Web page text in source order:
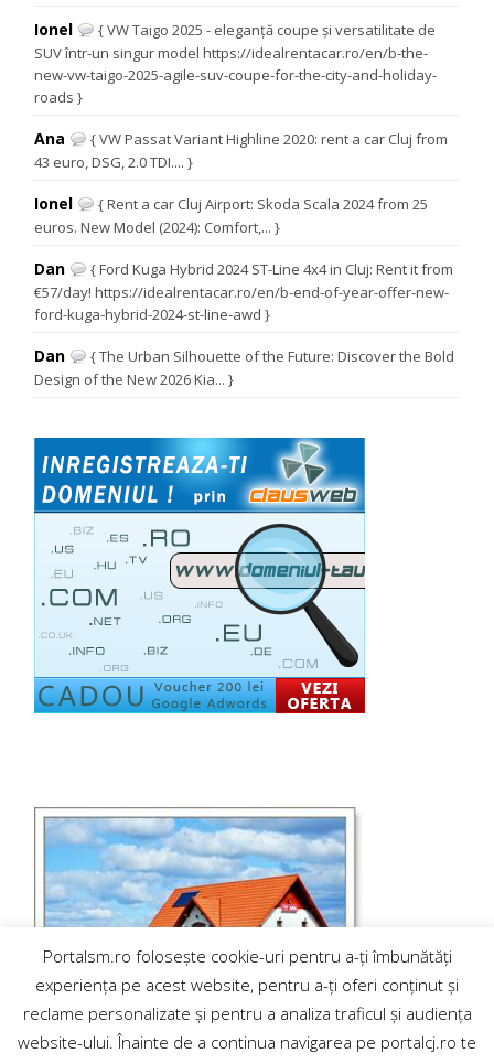
Ionel
{ VW Taigo 2025 - eleganță coupe și versatilitate de
SUV într-un singur model https://idealrentacar.ro/en/b-the-
new-vw-taigo-2025-agile-suv-coupe-for-the-city-and-holiday-
roads }
Ana
{ VW Passat Variant Highline 2020: rent a car Cluj from
43 euro, DSG, 2.0 TDI.... }
Ionel
{ Rent a car Cluj Airport: Skoda Scala 2024 from 25
euros. New Model (2024): Comfort,... }
Dan
{ Ford Kuga Hybrid 2024 ST-Line 4x4 in Cluj: Rent it from
€57/day! https://idealrentacar.ro/en/b-end-of-year-offer-new-
ford-kuga-hybrid-2024-st-line-awd }
Dan
{ The Urban Silhouette of the Future: Discover the Bold
Design of the New 2026 Kia... }
Portalsm.ro folosește cookie-uri pentru a-ți îmbunătăți
experiența pe acest website, pentru a-ți oferi conținut și
reclame personalizate și pentru a analiza traficul și audiența
website-ului. Înainte de a continua navigarea pe portalcj.ro te